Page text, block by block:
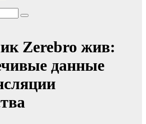
Zerebro жив:
данные